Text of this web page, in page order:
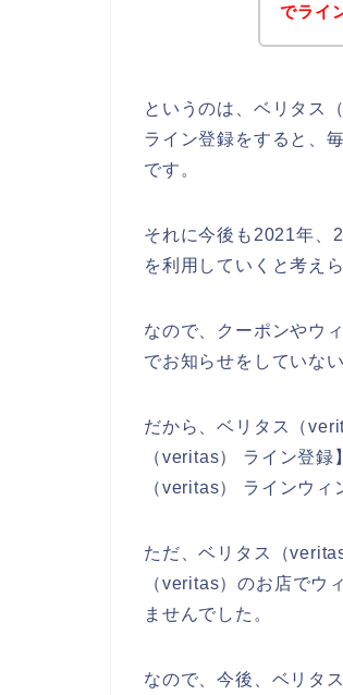
でライ
というのは、ベリタス
ライン登録をすると、
です。
それに今後も2021年、
を利用していくと考え
なので、クーポンやウ
でお知らせをしていな
だから、ベリタス（
（veritas） ライン登
（veritas） ラインウィ
ただ、ベリタス（
（veritas）のお店でウ
ませんでした。
なので、今後、ベリタ